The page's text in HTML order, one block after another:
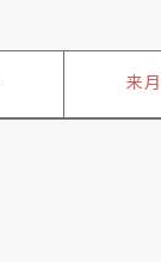
来月